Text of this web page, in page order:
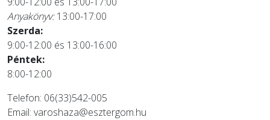
Anyakönyv:13:00-17:00
Szerda:
9:00-12:00 és 13:00-16:00
Péntek:
8:00-12:00
Telefon: 06(33)542-005
Email: varoshaza@esztergom.hu